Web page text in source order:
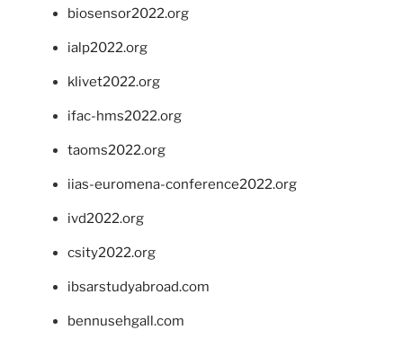
biosensor2022.org
ialp2022.org
klivet2022.org
ifac-hms2022.org
taoms2022.org
iias-euromena-conference2022.org
ivd2022.org
csity2022.org
ibsarstudyabroad.com
bennusehgall.com